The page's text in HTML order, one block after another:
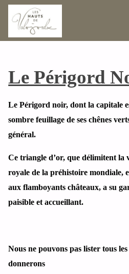
Le Périgord
Le Périgord noir, dont la capitale
sombre feuillage de ses chênes
général.
Ce triangle d’or, que délimitent la
royale de la préhistoire mondiale,
aux flamboyants châteaux, a su
paisible et accueillant.
Nous ne pouvons pas lister tous
donnerons